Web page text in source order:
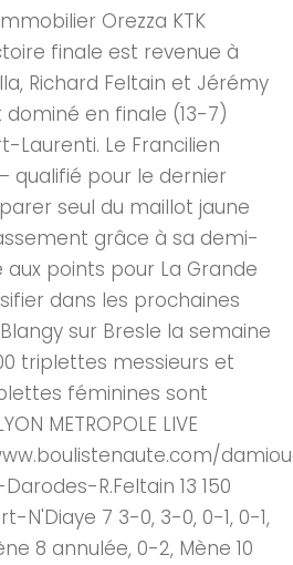
Orezza KTK
finale est revenue à
Richard Feltain et Jérémy
dominé en finale (13-7)
Laurenti. Le Francilien
– qualifié pour le dernier
seul du maillot jaune
grâce à sa demi-
aux points pour La Grande
dans les prochaines
sur Bresle la semaine
triplettes messieurs et
féminines sont
METROPOLE LIVE
Darodes-R.Feltain 13 150
N'Diaye 7 3-0, 3-0, 0-1, 0-1,
8 annulée, 0-2, Mène 10